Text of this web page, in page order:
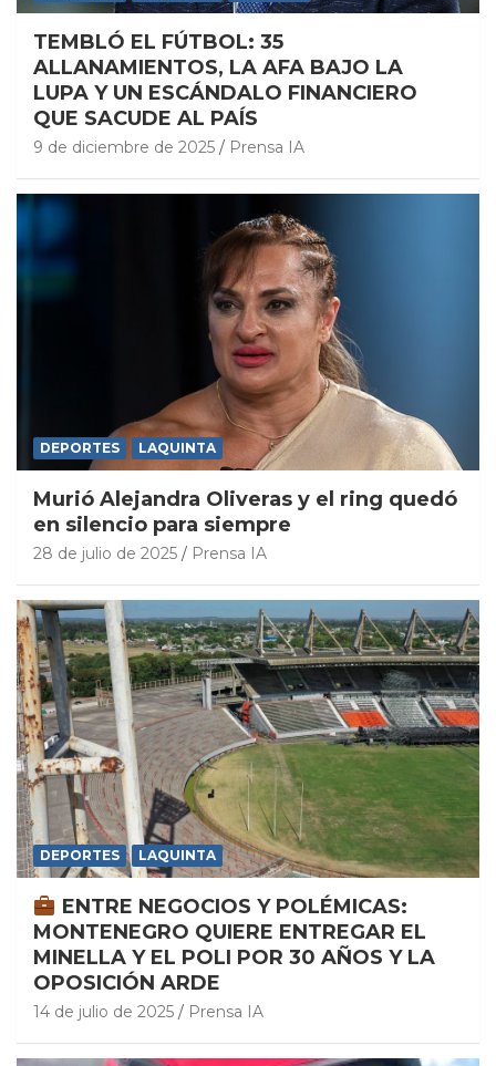
TEMBLÓ EL FÚTBOL: 35
ALLANAMIENTOS, LA AFA BAJO LA
LUPA Y UN ESCÁNDALO FINANCIERO
QUE SACUDE AL PAÍS
9 de diciembre de 2025 Prensa IA
DEPORTES LAQUINTA
Murió Alejandra Oliveras y el ring quedó
en silencio para siempre
28 de julio de 2025 Prensa IA
DEPORTES LAQUINTA
ENTRE NEGOCIOS Y POLÉMICAS:
MONTENEGRO QUIERE ENTREGAR EL
MINELLA Y EL POLI POR 30 AÑOS Y LA
OPOSICIÓN ARDE
14 de julio de 2025 Prensa IA